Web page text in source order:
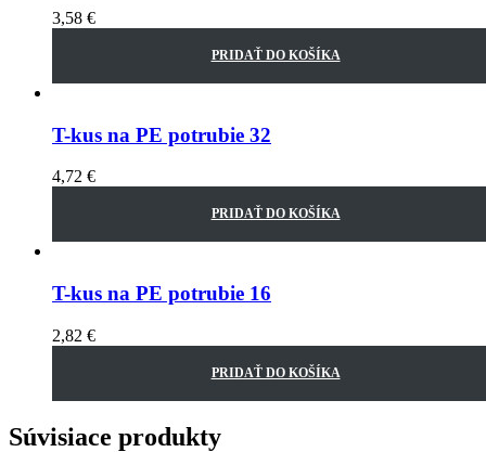
3,58 €
PRIDAŤ DO KOŠÍKA
T-kus na PE potrubie 32
4,72 €
PRIDAŤ DO KOŠÍKA
T-kus na PE potrubie 16
2,82 €
PRIDAŤ DO KOŠÍKA
Súvisiace produkty